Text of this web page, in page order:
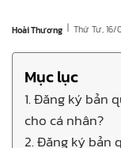
Hoài Thương | Thứ Tư,
Mục lục
1. Đăng ký bản
cho cá nhân?
2. Đăng ký bản